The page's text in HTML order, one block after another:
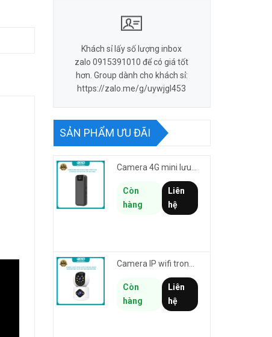
Khách sỉ lấy số lượng inbox
zalo 0915391010 để có giá tốt
hơn. Group dành cho khách sỉ:
https://zalo.me/g/uywjgl453
SẢN PHẨM ƯU ĐÃI
Camera 4G mini lưu hành trình VSTARCAM CB77 phân giải 3MP FullHD 1080P - Action cam quay Vlog
Còn
hàng
Liên
hệ
Còn
hàng
Liên
hệ